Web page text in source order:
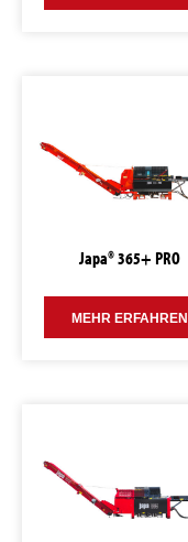
Japa® 365+ PRO
MEHR ERFAHREN